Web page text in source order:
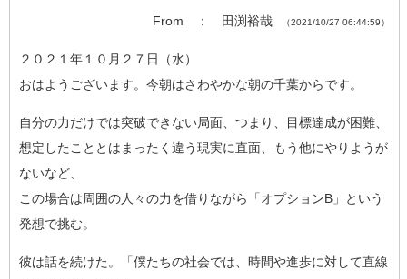
From ： 田渕裕哉 （2021/10/27 06:44:59）
２０２１年１０月２７日（水）
おはようございます。今朝はさわやかな朝の千葉からです。
自分の力だけでは突破できない局面、つまり、目標達成が困難、
想定したこととはまったく違う現実に直面、もう他にやりようが
ないなど、
この場合は周囲の人々の力を借りながら「オプションB」という
発想で挑む。
彼は話を続けた。「僕たちの社会では、時間や進歩に対して直線